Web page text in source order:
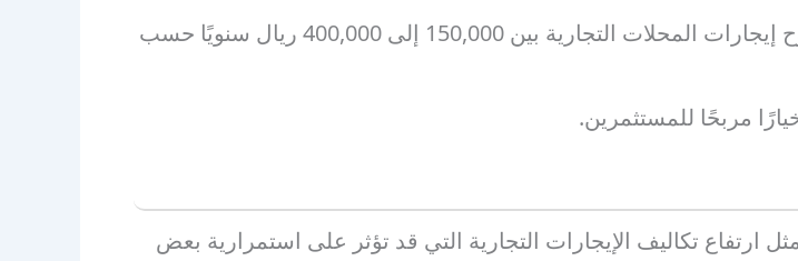
تتراوح أسعار الفلل بين 2 إلى 5 ملايين ريال سعودي، بينما تتراوح إيجارات المحلات التجارية بين 150,000 إلى 400,000 ريال سنويًا حسب
مربحًا للمستثمرين.
ارتفاع تكاليف الإيجارات التجارية التي قد تؤثر على استمرارية بعض